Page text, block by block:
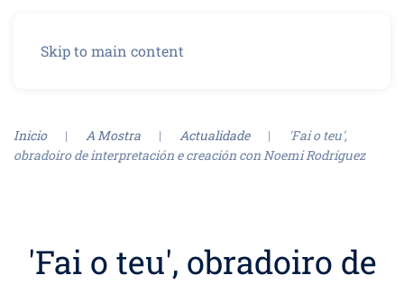
Skip to main content
Inicio A Mostra Actualidade
'Fai o teu',
obradoiro de interpretación e creación con Noemi Rodríguez
'Fai o teu', obradoiro de